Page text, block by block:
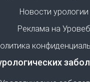
Новости урологии
Реклама на Уровеб